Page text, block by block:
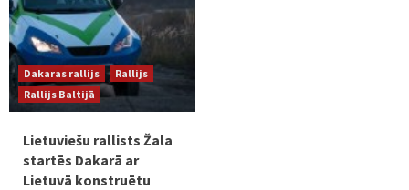
Dakaras rallijs
Rallijs
Rallijs Baltijā
Lietuviešu rallists Žala
startēs Dakarā ar
Lietuvā konstruētu